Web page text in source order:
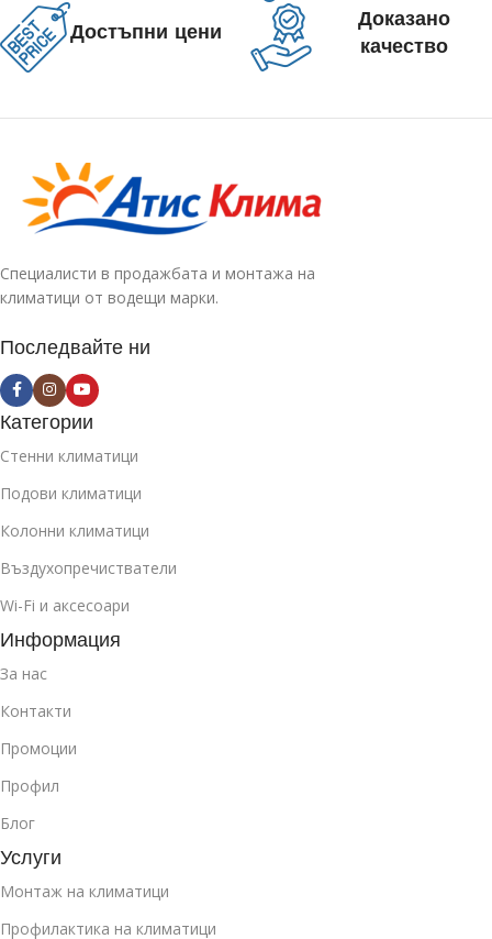
Достъпни цени
Доказано
качество
Специалисти в продажбата и монтажа на
климатици от водещи марки.
Последвайте ни
Категории
Стенни климатици
Подови климатици
Колонни климатици
Въздухопречистватели
Wi-Fi и аксесоари
Информация
За нас
Контакти
Промоции
Профил
Блог
Услуги
Монтаж на климатици
Профилактика на климатици